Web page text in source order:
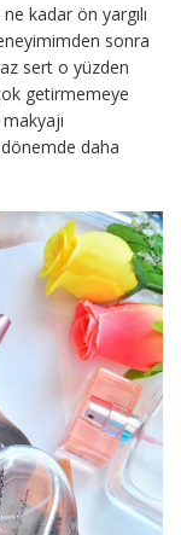
kadar ön yargılı
sonra
sert o yüzden
getirmemeye
dönemde daha